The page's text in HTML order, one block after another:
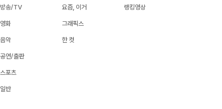
방송/TV
영화
음악
공연/출판
스포츠
일반
요즘, 이거
그래픽스
한 컷
랭킹영상